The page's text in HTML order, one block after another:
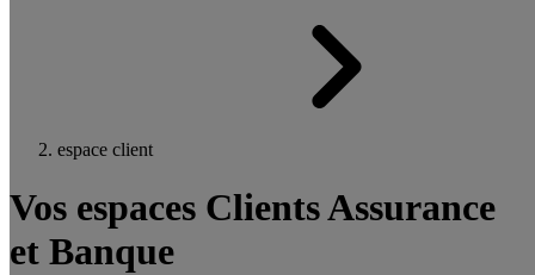
espace client
Vos espaces Clients Assurance
et Banque